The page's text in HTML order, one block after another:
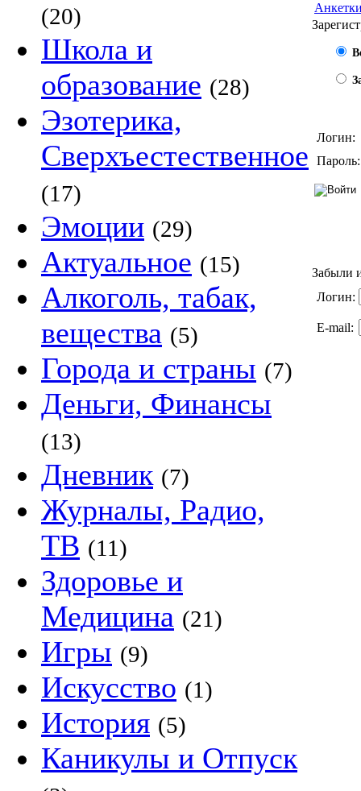
(20)
Школа и
образование (28)
Эзотерика,
Сверхъестественное
(17)
Эмоции (29)
Актуальное (15)
Алкоголь, табак,
вещества (5)
Города и страны (7)
Деньги, Финансы
(13)
Дневник (7)
Журналы, Радио,
ТВ (11)
Здоровье и
Медицина (21)
Игры (9)
Искусство (1)
История (5)
Каникулы и Отпуск
Логин:
Пароль:
Забыли
Логин:
E-mail: